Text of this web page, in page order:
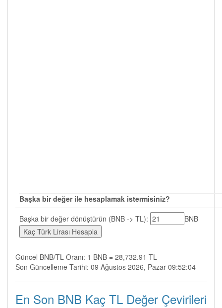
Başka bir değer ile hesaplamak istermisiniz?
Başka bir değer dönüştürün (BNB -> TL):
BNB
Güncel BNB/TL Oranı: 1 BNB = 28,732.91 TL
Son Güncelleme Tarihi: 09 Ağustos 2026, Pazar 09:52:04
En Son BNB Kaç TL Değer Çevirileri